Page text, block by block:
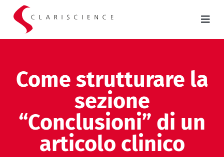
Come strutturare la
sezione
“Conclusioni” di un
articolo clinico